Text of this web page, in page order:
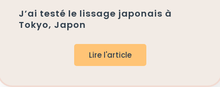
J’ai testé le lissage japonais à
Tokyo, Japon
Lire l'article